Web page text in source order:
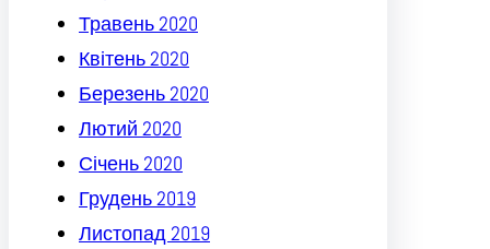
Травень 2020
Квітень 2020
Березень 2020
Лютий 2020
Січень 2020
Грудень 2019
Листопад 2019